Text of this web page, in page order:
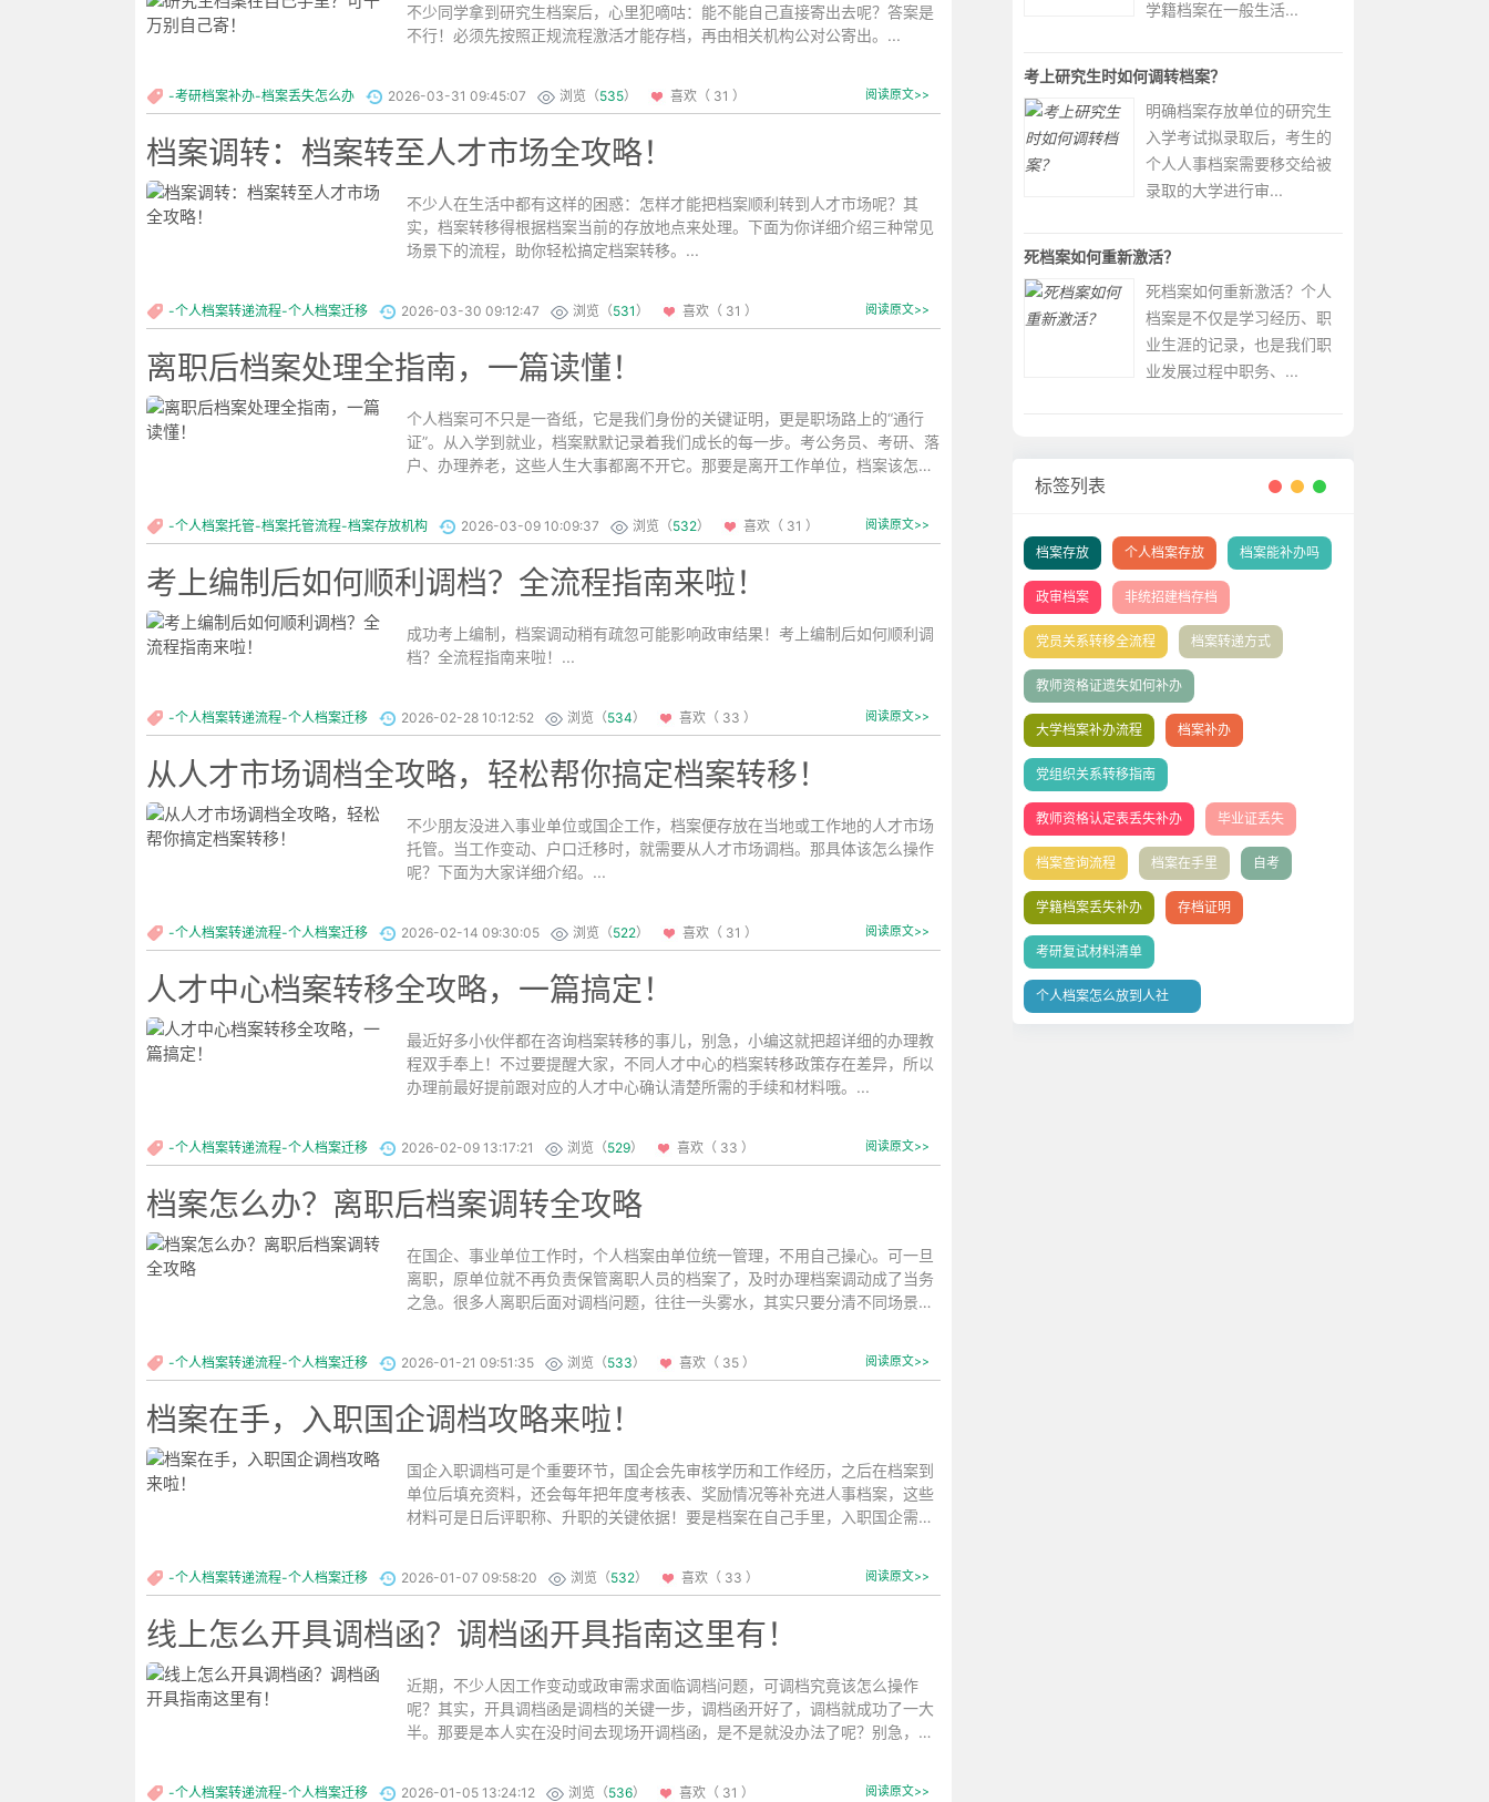
不少同学拿到研究生档案后，心里犯嘀咕：能不能自己直接寄出去呢？答案是
不行！必须先按照正规流程激活才能存档，再由相关机构公对公寄出。...
-考研档案补办-档案丢失怎么办 2026-03-31 09:45:07 浏览（535） 喜欢（ 31 ） 阅读原文>>
档案调转：档案转至人才市场全攻略！
不少人在生活中都有这样的困惑：怎样才能把档案顺利转到人才市场呢？其
实，档案转移得根据档案当前的存放地点来处理。下面为你详细介绍三种常见
场景下的流程，助你轻松搞定档案转移。...
-个人档案转递流程-个人档案迁移 2026-03-30 09:12:47 浏览（531 ） 喜欢（ 31 ） 阅读原文>>
离职后档案处理全指南，一篇读懂！
个人档案可不只是一沓纸，它是我们身份的关键证明，更是职场路上的“通行
证”。从入学到就业，档案默默记录着我们成长的每一步。考公务员、考研、落
户、办理养老，这些人生大事都离不开它。那要是离开工作单位，档案该怎么
-个人档案托管-档案托管流程-档案存放机构 2026-03-09 10:09:37 浏览（532） 喜欢（ 31 ） 阅读原文>>
考上编制后如何顺利调档？全流程指南来啦！
成功考上编制，档案调动稍有疏忽可能影响政审结果！考上编制后如何顺利调
档？全流程指南来啦！...
-个人档案转递流程-个人档案迁移 2026-02-28 10:12:52 浏览（534） 喜欢（ 33 ） 阅读原文>>
从人才市场调档全攻略，轻松帮你搞定档案转移！
不少朋友没进入事业单位或国企工作，档案便存放在当地或工作地的人才市场
托管。当工作变动、户口迁移时，就需要从人才市场调档。那具体该怎么操作
呢？下面为大家详细介绍。...
-个人档案转递流程-个人档案迁移 2026-02-14 09:30:05 浏览（522） 喜欢（ 31 ） 阅读原文>>
人才中心档案转移全攻略，一篇搞定！
最近好多小伙伴都在咨询档案转移的事儿，别急，小编这就把超详细的办理教
程双手奉上！不过要提醒大家，不同人才中心的档案转移政策存在差异，所以
办理前最好提前跟对应的人才中心确认清楚所需的手续和材料哦。...
-个人档案转递流程-个人档案迁移 2026-02-09 13:17:21 浏览（529） 喜欢（ 33 ） 阅读原文>>
档案怎么办？离职后档案调转全攻略
在国企、事业单位工作时，个人档案由单位统一管理，不用自己操心。可一旦
离职，原单位就不再负责保管离职人员的档案了，及时办理档案调动成了当务
之急。很多人离职后面对调档问题，往往一头雾水，其实只要分清不同场景，
-个人档案转递流程-个人档案迁移 2026-01-21 09:51:35 浏览（533） 喜欢（ 35 ） 阅读原文>>
档案在手，入职国企调档攻略来啦！
国企入职调档可是个重要环节，国企会先审核学历和工作经历，之后在档案到
单位后填充资料，还会每年把年度考核表、奖励情况等补充进人事档案，这些
材料可是日后评职称、升职的关键依据！要是档案在自己手里，入职国企需要
-个人档案转递流程-个人档案迁移 2026-01-07 09:58:20 浏览（532） 喜欢（ 33 ） 阅读原文>>
线上怎么开具调档函？调档函开具指南这里有！
近期，不少人因工作变动或政审需求面临调档问题，可调档究竟该怎么操作
呢？其实，开具调档函是调档的关键一步，调档函开好了，调档就成功了一大
半。那要是本人实在没时间去现场开调档函，是不是就没办法了呢？别急，现
-个人档案转递流程-个人档案迁移 2026-01-05 13:24:12 浏览（536） 喜欢（ 31 ） 阅读原文>>
学籍档案在一般生活...
考上研究生时如何调转档案？
明确档案存放单位的研究生
入学考试拟录取后，考生的
个人人事档案需要移交给被
录取的大学进行审...
死档案如何重新激活？
死档案如何重新激活？个人
档案是不仅是学习经历、职
业生涯的记录，也是我们职
业发展过程中职务、...
标签列表
档案存放 个人档案存放 档案能补办吗
政审档案 非统招建档存档
党员关系转移全流程 档案转递方式
教师资格证遗失如何补办
大学档案补办流程 档案补办
党组织关系转移指南
教师资格认定表丢失补办 毕业证丢失
档案查询流程 档案在手里 自考
学籍档案丢失补办 存档证明
考研复试材料清单
个人档案怎么放到人社
局？